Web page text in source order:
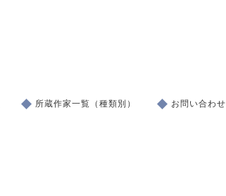
所蔵作家一覧（種類別） お問い合わせ